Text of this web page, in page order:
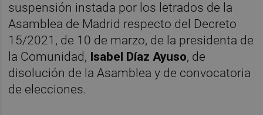
suspensión instada por los letrados de la
Asamblea de Madrid respecto del Decreto
15/2021, de 10 de marzo, de la presidenta de
la Comunidad, Isabel Díaz Ayuso, de
disolución de la Asamblea y de convocatoria
de elecciones.